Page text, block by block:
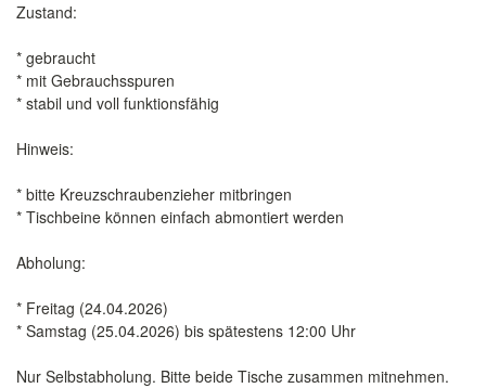
Zustand:
* gebraucht
* mit Gebrauchsspuren
* stabil und voll funktionsfähig
Hinweis:
* bitte Kreuzschraubenzieher mitbringen
* Tischbeine können einfach abmontiert werden
Abholung:
* Freitag (24.04.2026)
* Samstag (25.04.2026) bis spätestens 12:00 Uhr
Nur Selbstabholung. Bitte beide Tische zusammen mitnehmen.